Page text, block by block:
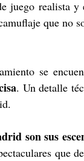
juego realista y
que no
se
. Un detalle
son sus
que